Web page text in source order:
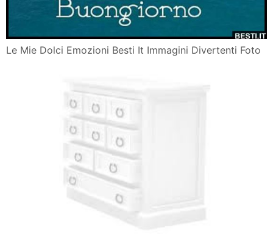
Le Mie Dolci Emozioni Besti It Immagini Divertenti Foto